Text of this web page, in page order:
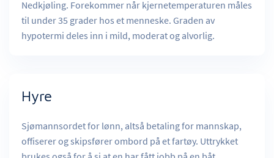
Nedkjøling. Forekommer når kjernetemperaturen måles
til under 35 grader hos et menneske. Graden av
hypotermi deles inn i mild, moderat og alvorlig.
Hyre
Sjømannsordet for lønn, altså betaling for mannskap,
offiserer og skipsfører ombord på et fartøy. Uttrykket